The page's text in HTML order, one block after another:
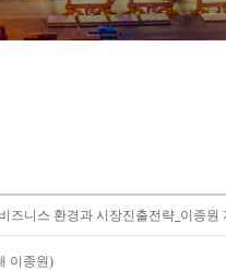
즈니스 환경과 시장진출전략_이종원
이종원)